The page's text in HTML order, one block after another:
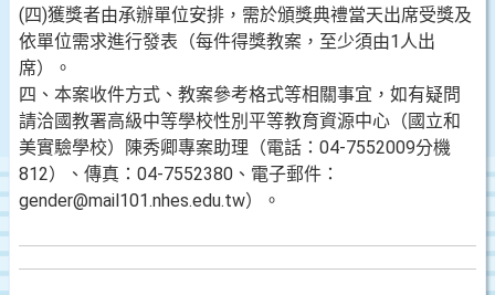
(四)獲獎者由承辦單位安排，需於頒獎典禮當天出席受獎及
依單位需求進行發表（每件得獎教案，至少須由1人出
席）。
四、本案收件方式、教案參考格式等相關事宜，如有疑問
請洽國教署高級中等學校性別平等教育資源中心（國立和
美實驗學校）陳秀卿專案助理（電話：04-7552009分機
812）、傳真：04-7552380、電子郵件：
gender@mail101.nhes.edu.tw）。